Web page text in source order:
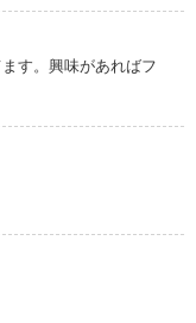
す。興味があればフ